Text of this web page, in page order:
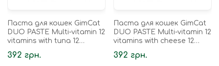
Паста для кошек GimCat
DUO PASTE Multi-vitamin 12
vitamins with tuna 12
витаминов и тунец, 50 г
392 грн.
Паста для кошек GimCat
DUO PASTE Multi-vitamin 12
vitamins with cheese 12
витаминов и сыр, 50 г
392 грн.